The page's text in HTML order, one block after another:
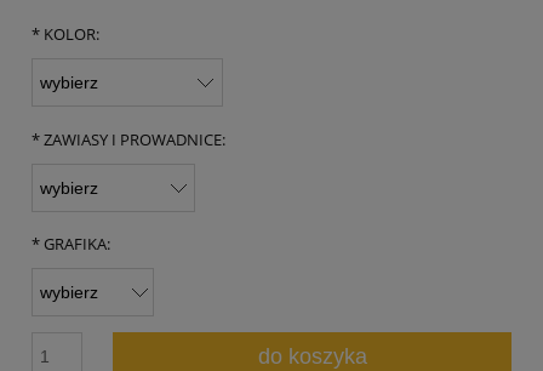
* KOLOR:
*ZAWIASY I PROWADNICE:
* GRAFIKA:
do koszyka